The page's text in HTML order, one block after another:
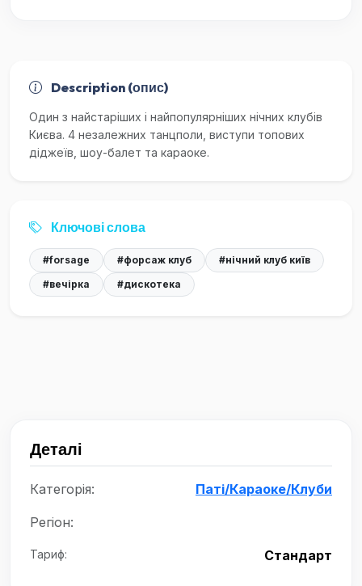
Description (опис)
Один з найстаріших і найпопулярніших нічних клубів
Києва. 4 незалежних танцполи, виступи топових
діджеїв, шоу-балет та караоке.
Ключові слова
#forsage #форсаж клуб
#нічний клуб київ
#вечірка
#дискотека
Деталі
Категорія: Паті/Караоке/Клуби
Регіон:
Тариф: Стандарт